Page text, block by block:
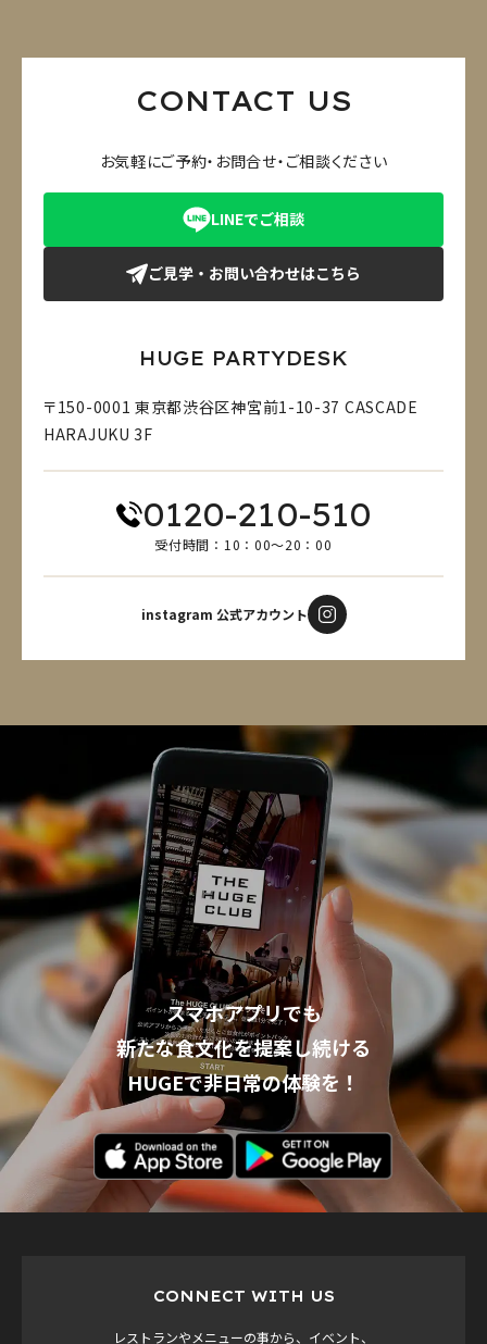
CONTACT US
お気軽にご予約・お問合せ・ご相談ください
LINEでご相談
ご見学・お問い合わせはこちら
HUGE PARTYDESK
〒150-0001 東京都渋谷区神宮前1-10-37 CASCADE
HARAJUKU 3F
0120-210-510
受付時間：10：00～20：00
instagram 公式アカウント
スマホアプリでも
新たな食文化を提案し続ける
HUGEで非日常の体験を！
CONNECT WITH US
レストランやメニューの事から、イベント、